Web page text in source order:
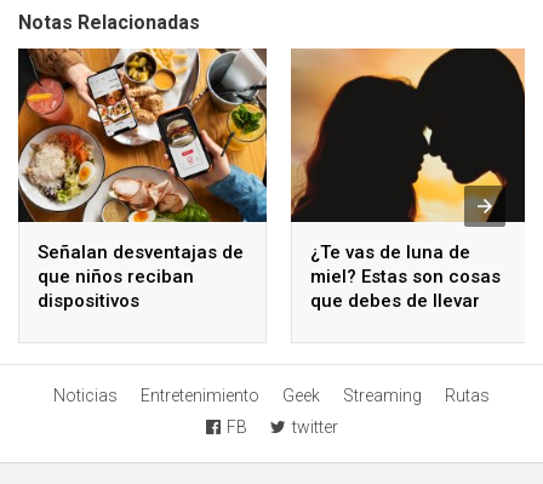
Notas Relacionadas
Señalan desventajas de
que niños reciban
dispositivos
¿Te vas de luna de
miel? Estas son cosas
que debes de llevar
Noticias Entretenimiento Geek Streaming
Rutas
FB
twitter